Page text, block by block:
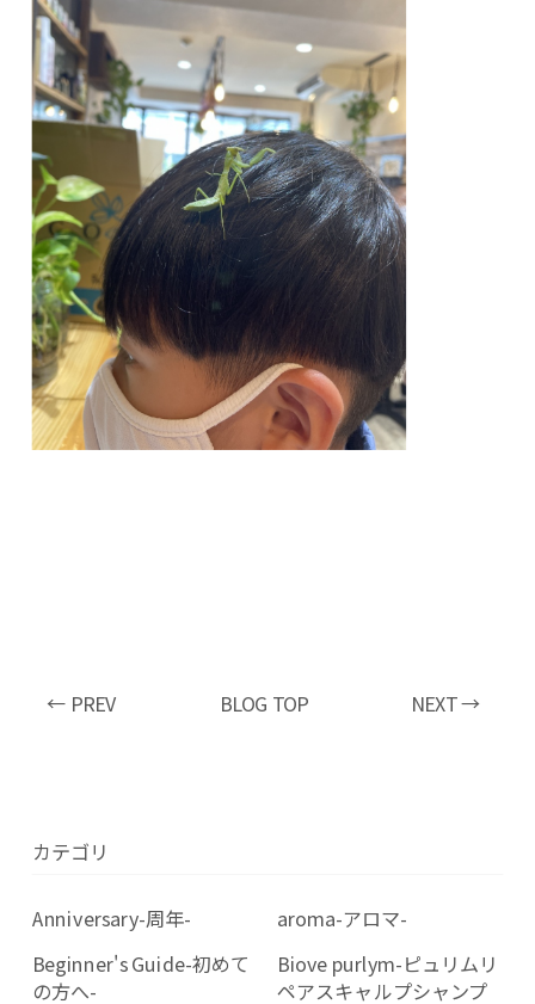
← PREV BLOG TOP NEXT →
カテゴリ
Anniversary-周年-
aroma-アロマ-
Beginner's Guide-初めて
の方へ-
Biove purlym-ピュリムリ
ペアスキャルプシャンプ